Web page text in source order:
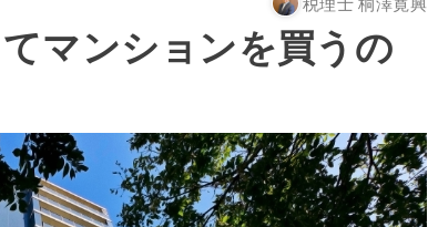
税理士 桐澤寛興
マンションを買うの